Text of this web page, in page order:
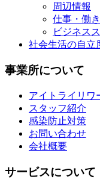
周辺情報
仕事・働
ビジネス
社会生活の自立
事業所について
アイトライリワ
スタッフ紹介
感染防止対策
お問い合わせ
会社概要
サービスについて